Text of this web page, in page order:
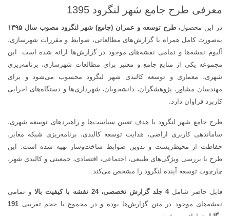
ضوابط
نقشه‌های
مصوب
عدد
معرفی طرح جامع شهر لنگرود 1395
در این محصول،طرح توسعه و عمران (جامع) شهر لنگرود مصوب سال ۱۳۹۵
به‌صورت کامل همراه با گزارش‌های مطالعاتی، ضوابط و مقررات شهرسازی،
آلبوم نقشه‌ها و تمامی نقشه‌های موجود در گزارش‌ها ارائه شده است. این
مجموعه یکی از منابع جامع و معتبر برای مطالعات شهرسازی، برنامه‌ریزی
شهری، معماری و توسعه کالبدی شهر لنگرود محسوب می‌شود و برای
مهندسان مشاور، پژوهشگران، دانشجویان، شهرداری‌ها و دستگاه‌های اجرایی
کاربرد فراوان دارد.
طرح جامع شهر لنگرود با هدف تعیین سیاست‌ها و راهبردهای توسعه شهری،
ساماندهی کاربری اراضی، هدایت توسعه کالبدی، برنامه‌ریزی شبکه معابر،
حفاظت از محیط‌زیست و تدوین ضوابط ساخت‌وساز تهیه شده است. این
طرح با بررسی ویژگی‌های طبیعی، اجتماعی، اقتصادی، جمعیتی و کالبدی شهر،
چارچوب توسعه آینده لنگرود را مشخص می‌کند.
فایل حاضر شامل4 جلد گزارش تخصصی، 24 نقشه با کیفیت بالا
و تمامی
نقشه‌های موجود در متن گزارش‌ها بوده و در مجموع با حجم تقریبی 191